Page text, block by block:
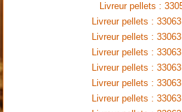
Livreur pellets :
Livreur pellets :
Livreur pellets :
Livreur pellets :
Livreur pellets :
Livreur pellets :
Livreur pellets :